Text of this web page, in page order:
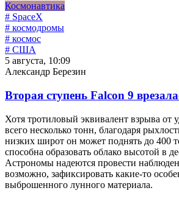
Космонавтика
# SpaceX
# космодромы
# космос
# США
5 августа, 10:09
Александр Березин
Вторая ступень Falcon 9
Хотя тротиловый эквивалент взрыва от
всего несколько тонн, благодаря
низких широт он может поднять до 400
способна образовать облако высотой в
Астрономы надеются провести
возможно, зафиксировать какие-то
выброшенного лунного материала.